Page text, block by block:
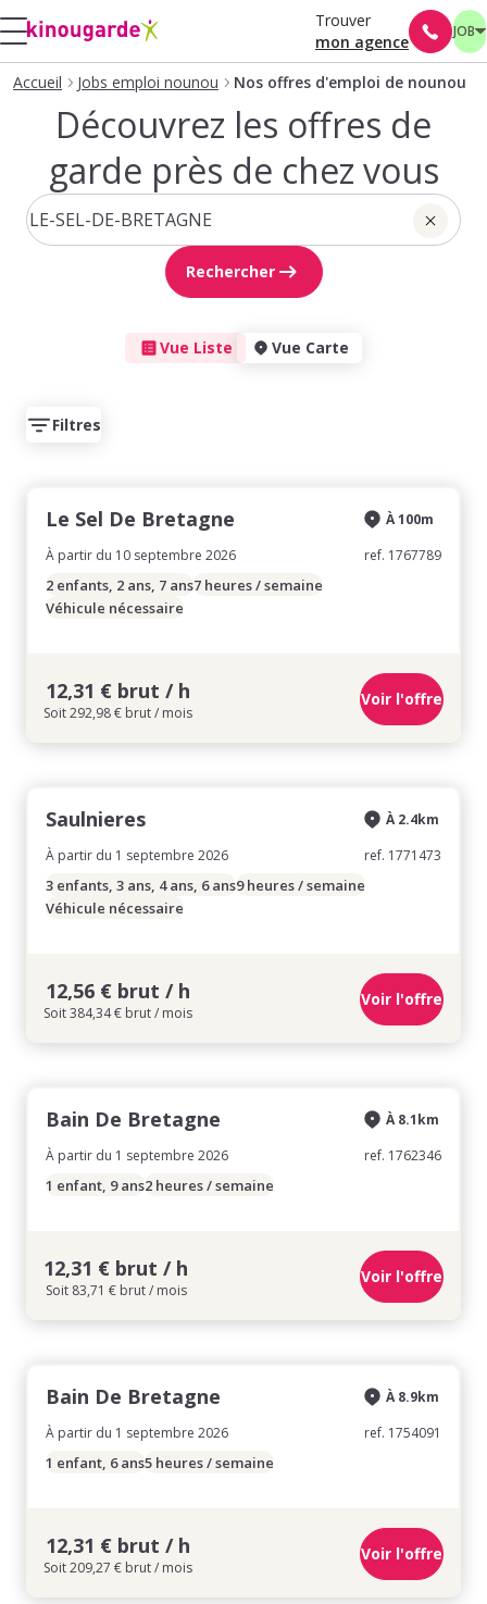
Trouver
mon agence
JOB
Accueil Jobs emploi nounou Nos offres d'emploi de nounou
Découvrez les offres de
garde près de chez vous
Rechercher
Vue Liste Vue Carte
Filtres
Le Sel De Bretagne
À partir du 10 septembre 2026
À 100m
ref. 1767789
2 enfants, 2 ans, 7 ans7 heures / semaine
Véhicule nécessaire
12,31 € brut / h
Soit 292,98 € brut / mois
Voir l'offre
Saulnieres
À partir du 1 septembre 2026
À 2.4km
ref. 1771473
3 enfants, 3 ans, 4 ans, 6 ans9 heures / semaine
Véhicule nécessaire
12,56 € brut / h
Soit 384,34 € brut / mois
Voir l'offre
Bain De Bretagne
À partir du 1 septembre 2026
À 8.1km
ref. 1762346
1 enfant, 9 ans2 heures / semaine
12,31 € brut / h
Soit 83,71 € brut / mois
Voir l'offre
Bain De Bretagne
À partir du 1 septembre 2026
À 8.9km
ref. 1754091
1 enfant, 6 ans5 heures / semaine
12,31 € brut / h
Soit 209,27 € brut / mois
Voir l'offre